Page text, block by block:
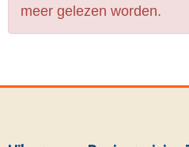
meer gelezen worden.